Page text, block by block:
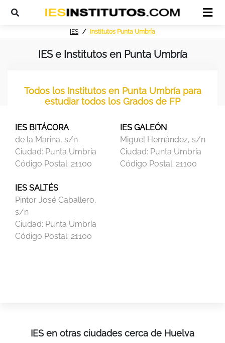
IES Institutos Punta Umbría
IES e Institutos en Punta Umbría
Todos los Institutos en Punta Umbría para
estudiar todos los Grados de FP
IES BITÁCORA
de la Marina, s/n
Ciudad: Punta Umbría
Código Postal: 21100
IES GALEÓN
Miguel Hernández, s/n
Ciudad: Punta Umbría
Código Postal: 21100
IES SALTÉS
Pintor José Caballero,
s/n
Ciudad: Punta Umbría
Código Postal: 21100
IES en otras ciudades cerca de Huelva